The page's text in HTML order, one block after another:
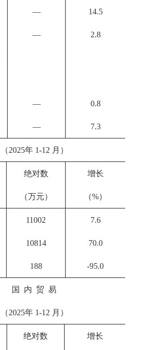
— 14.5
— 2.8
— 0.8
— 7.3
（2025年 1-12 月）
绝对数
（万元）
增长
（%）
11002 7.6
10814 70.0
188 -95.0
国 内 贸 易
（2025年 1-12 月）
绝对数 增长